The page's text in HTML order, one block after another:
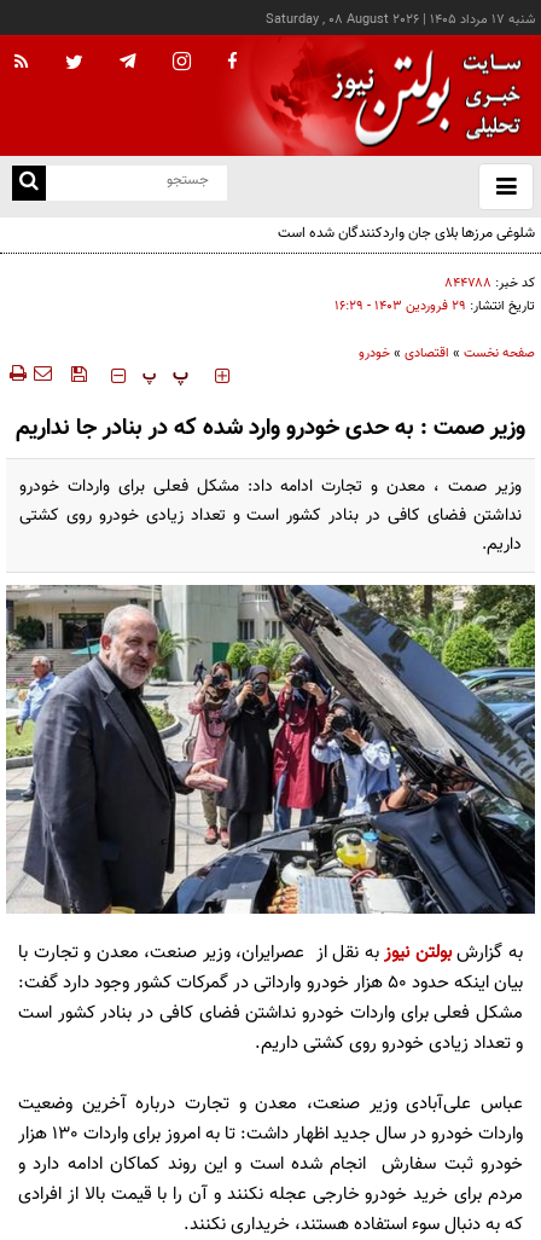
شنبه ۱۷ مرداد ۱۴۰۵ |
Saturday , 08 August 2026
باز
و
شلوغی مرزها بلای جان واردکنندگان شده است
کد خبر: ۸۴۴۷۸۸
تاریخ انتشار: ۲۹ فروردين ۱۴۰۳ - ۱۶:۲۹
صفحه نخست » اقتصادی »خودرو
‍‍‍ پ پ
وزیر صمت : به حدی خودرو وارد شده که در بنادر جا نداریم
وزیر صمت ، معدن و تجارت ادامه داد: مشکل فعلی برای واردات خودرو
نداشتن فضای کافی در بنادر کشور است و تعداد زیادی خودرو روی کشتی
داریم.
به گزارشبولتن نیوز به نقل از عصرایران، وزیر صنعت، معدن و تجارت با
بیان اینکه حدود ۵۰ هزار خودرو وارداتی در گمرکات کشور وجود دارد گفت:
مشکل فعلی برای واردات خودرو نداشتن فضای کافی در بنادر کشور است
و تعداد زیادی خودرو روی کشتی داریم.
عباس علی‌آبادی وزیر صنعت، معدن و تجارت درباره آخرین وضعیت
واردات خودرو در سال جدید اظهار داشت: تا به امروز برای واردات 130 هزار
خودرو ثبت سفارش انجام شده است و این روند کماکان ادامه دارد و
مردم برای خرید خودرو خارجی عجله نکنند و آن را با قیمت بالا از افرادی
که به دنبال سوء استفاده هستند، خریداری نکنند.